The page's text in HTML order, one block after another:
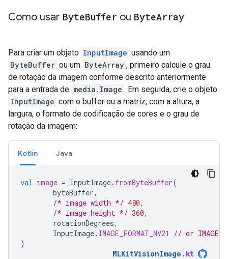
Como usar ByteBuffer ou ByteArray
Para criar um objeto InputImage usando um
ByteBuffer ou um ByteArray , primeiro calcule o grau
de rotação da imagem conforme descrito anteriormente
para a entrada de media.Image . Em seguida, crie o objeto
InputImage com o buffer ou a matriz, com a altura, a
largura, o formato de codificação de cores e o grau de
rotação da imagem:
Kotlin Java
val image = InputImage. fromByteBuffer(
byteBuffer,
/* image width */ 480,
/* image height */ 360,
rotationDegrees,
InputImage. IMAGE_FORMAT_NV21
// or
)
MLKitVisionImage . kt